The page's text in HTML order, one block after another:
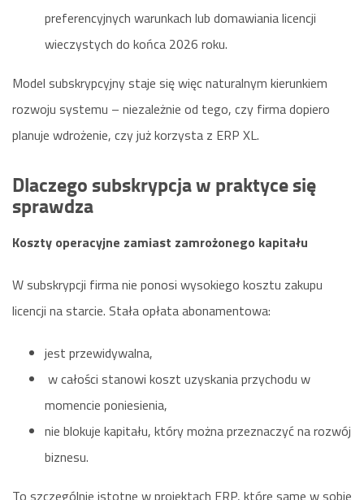
preferencyjnych warunkach lub domawiania licencji
wieczystych do końca 2026 roku.
Model subskrypcyjny staje się więc naturalnym kierunkiem
rozwoju systemu – niezależnie od tego, czy firma dopiero
planuje wdrożenie, czy już korzysta z ERP XL.
Dlaczego subskrypcja w praktyce się
sprawdza
Koszty operacyjne zamiast zamrożonego kapitału
W subskrypcji firma nie ponosi wysokiego kosztu zakupu
licencji na starcie. Stała opłata abonamentowa:
jest przewidywalna,
w całości stanowi koszt uzyskania przychodu w
momencie poniesienia,
nie blokuje kapitału, który można przeznaczyć na rozwój
biznesu.
To szczególnie istotne w projektach ERP, które same w sobie